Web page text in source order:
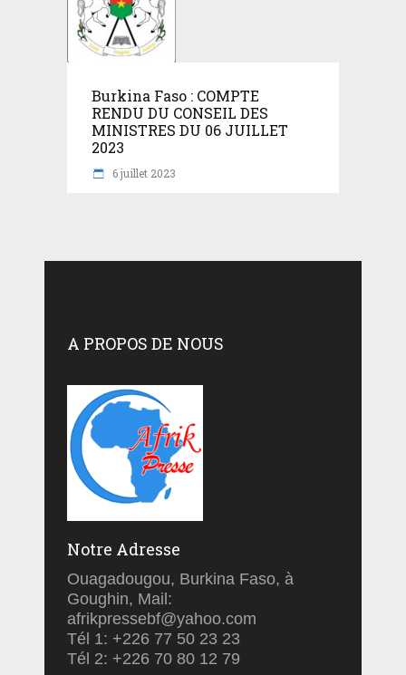
Burkina Faso : COMPTE
RENDU DU CONSEIL DES
MINISTRES DU 06 JUILLET
2023
6 juillet 2023
A PROPOS DE NOUS
Notre Adresse
Ouagadougou, Burkina Faso, à
Goughin, Mail:
afrikpressebf@yahoo.com
Tél 1: +226 77 50 23 23
Tél 2: +226 70 80 12 79